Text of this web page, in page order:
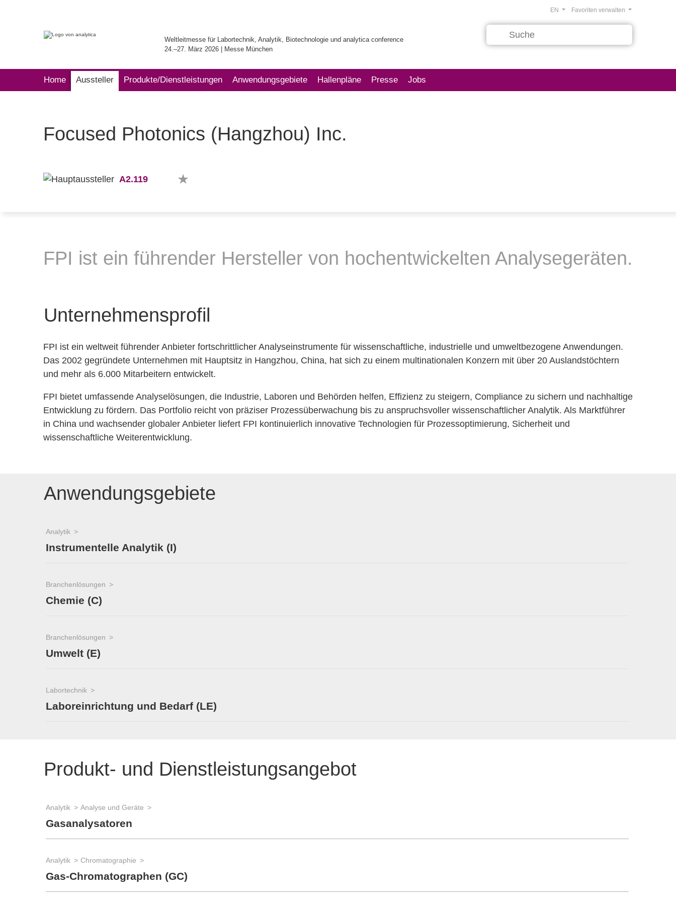
Weltleitmesse für Labortechnik, Analytik, Biotechnologie und analytica conference
24.–27. März 2026 | Messe München
Favoriten verwalten
EN
Home Aussteller Produkte/Dienstleistungen Anwendungsgebiete Hallenpläne Presse Jobs
Focused Photonics (Hangzhou) Inc.
A2.119
FPI ist ein führender Hersteller von hochentwickelten Analysegeräten.
Unternehmensprofil
FPI ist ein weltweit führender Anbieter fortschrittlicher Analyseinstrumente für wissenschaftliche, industrielle und umweltbezogene Anwendungen.
Das 2002 gegründete Unternehmen mit Hauptsitz in Hangzhou, China, hat sich zu einem multinationalen Konzern mit über 20 Auslandstöchtern
und mehr als 6.000 Mitarbeitern entwickelt.
FPI bietet umfassende Analyselösungen, die Industrie, Laboren und Behörden helfen, Effizienz zu steigern, Compliance zu sichern und nachhaltige
Entwicklung zu fördern. Das Portfolio reicht von präziser Prozessüberwachung bis zu anspruchsvoller wissenschaftlicher Analytik. Als Marktführer
in China und wachsender globaler Anbieter liefert FPI kontinuierlich innovative Technologien für Prozessoptimierung, Sicherheit und
wissenschaftliche Weiterentwicklung.
Anwendungsgebiete
Analytik
Instrumentelle Analytik (I)
Branchenlösungen
Chemie (C)
Branchenlösungen
Umwelt (E)
Labortechnik
Laboreinrichtung und Bedarf (LE)
Produkt- und Dienstleistungsangebot
Analytik Analyse und Geräte
Gasanalysatoren
Analytik Chromatographie
Gas-Chromatographen (GC)